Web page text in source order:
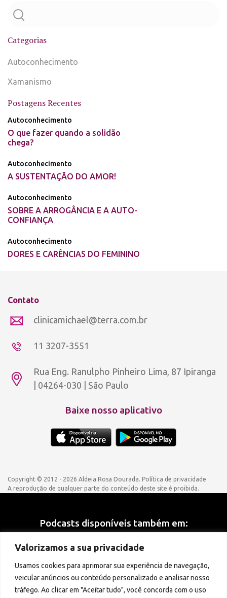
Valorizamos a sua privacidade
Usamos cookies para aprimorar sua experiência de navegação,
veicular anúncios ou conteúdo personalizado e analisar nosso
tráfego. Ao clicar em "Aceitar tudo", você concorda com o uso
Categorias
Autoconhecimento
Xamanismo
Postagens Recentes
Autoconhecimento
O que fazer quando a solidão
chega?
Autoconhecimento
A SUSTENTAÇÃO DO AMOR!
Autoconhecimento
SOBRE A ARROGÂNCIA E A AUTO-
CONFIANÇA
Autoconhecimento
DORES E CARÊNCIAS DO FEMININO
Contato
clinicamichael@terra.com.br
11 3207-3551
Rua Eng. Ranulpho Pinheiro Lima, 87 Ipiranga
| 04264-030 | São Paulo
Baixe nosso aplicativo
Copyright © 2012 - 2026 Aldeia Rosa Dourada. Política de privacidade
A reprodução de qualquer parte do conteúdo deste site é proibida.
Podcasts disponíveis também em: